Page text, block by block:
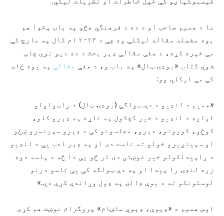
ما د همیم صاحب او د ده د فرهنگي هڅو په باب پخوا هم
بوه مفصله مقاله لیکلې وه چې د ۲۰۲۳ ام کال په مارچ کې
مې خپره کړه، د هغې مقالې ډېر بحث د ده دیو نوي چاپ
شوي کتاب «بوډۍ ټال» په باب و، د هغې مقالې په یوه ځای
کې مې لیکلي وو:
«همیم د لنډیو د دې ټولگې (بوډۍ ټال) د راټولولو
لپاره د لنډیو د خیر کچکول په غاړه په ډېرو کلو،
کوڅو، کورونو، دېرو، مجلسونو کې د ډېرو سپینسرو ښځو
او سپینږیرو خولو ته ناست دی او په ډېر ادب یې د لنډیو
د راپیداکولو خیر غوښتی دی تر څو یې دا څه د پاسه دوه
زره لنډۍ را پیدا او په دې ټولگه کې یې تاسو درنو
لوستونکو ته د یوې ډالۍ په ډول وړاندې کړې دي.»
اوس همیم د «ډېوې، ډېوې ماښام» پروگرام نوښت هم کړی